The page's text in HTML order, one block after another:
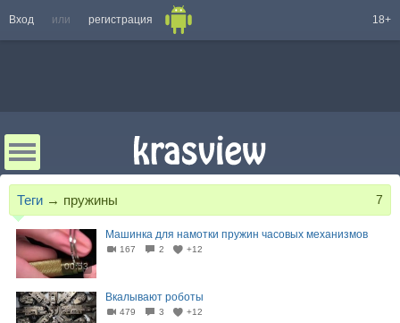
Вход или регистрация 18+
Теги → пружины 7
00:53
Машинка для намотки пружин часовых механизмов⁠⁠
167 2 +12
Вкалывают роботы
479 3 +12